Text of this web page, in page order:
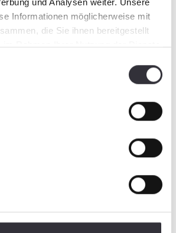
Informationen möglicherweise mit
die Sie ihnen bereitgestellt
im Rahmen Ihrer Nutzung der Dienste